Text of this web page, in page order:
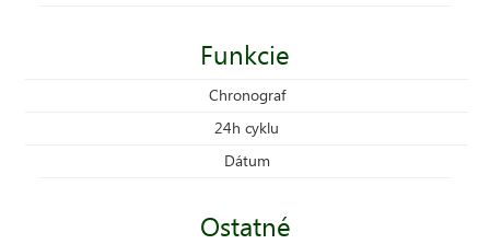
Funkcie
Chronograf
24h cyklu
Dátum
Ostatné